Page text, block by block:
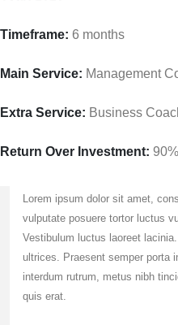
Timeframe: 6 months
Main Service: Management
Extra Service: Business
Return Over Investment: 90%
Lorem ipsum dolor sit amet,
vulputate posuere tortor luctus
Vestibulum luctus laoreet
ultrices. Praesent semper porta
interdum rutrum, metus nibh
quis erat.